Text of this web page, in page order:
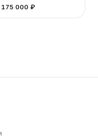
175 000 ₽